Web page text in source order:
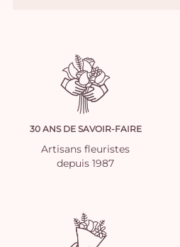
30 ANS DE SAVOIR-FAIRE
Artisans fleuristes
depuis 1987